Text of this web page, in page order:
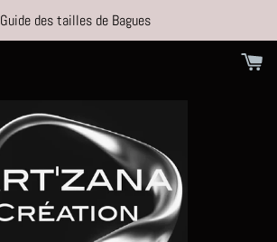
Guide des tailles de Bagues